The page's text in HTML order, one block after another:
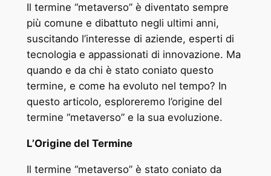
Il termine “metaverso” è diventato sempre
più comune e dibattuto negli ultimi anni,
suscitando l’interesse di aziende, esperti di
tecnologia e appassionati di innovazione. Ma
quando e da chi è stato coniato questo
termine, e come ha evoluto nel tempo? In
questo articolo, esploreremo l’origine del
termine “metaverso” e la sua evoluzione.
L’Origine del Termine
Il termine “metaverso” è stato coniato da